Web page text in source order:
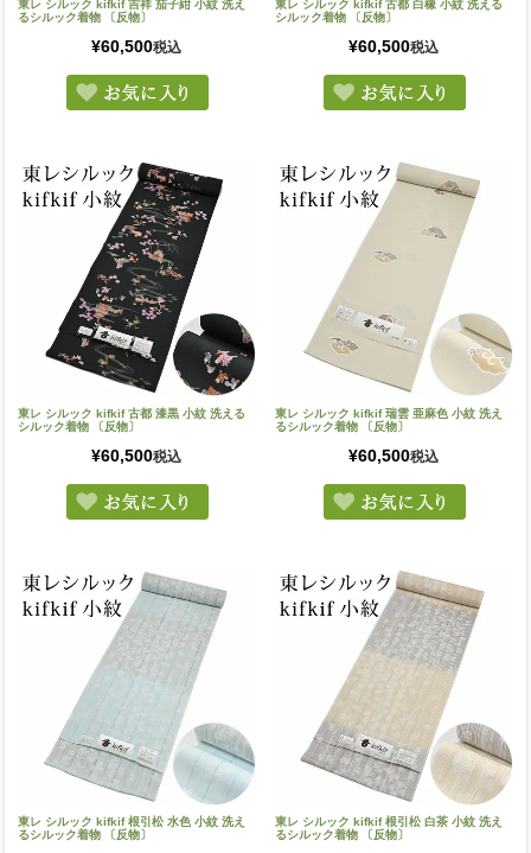
東レ シルック kifkif 吉祥 茄子紺 小紋 洗え
るシルック着物 〔反物〕
¥60,500税込
東レ シルック kifkif 古都 白橡 小紋 洗える
シルック着物 〔反物〕
¥60,500税込
東レ シルック kifkif 古都 漆黒 小紋 洗える
シルック着物 〔反物〕
¥60,500税込
東レ シルック kifkif 瑞雲 亜麻色 小紋 洗え
るシルック着物 〔反物〕
¥60,500税込
東レ シルック kifkif 根引松 水色 小紋 洗え
るシルック着物 〔反物〕
東レ シルック kifkif 根引松 白茶 小紋 洗え
るシルック着物 〔反物〕